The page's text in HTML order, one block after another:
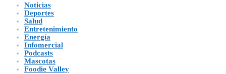
Noticias
Deportes
Salud
Entretenimiento
Energía
Infomercial
Podcasts
Mascotas
Foodie Valley